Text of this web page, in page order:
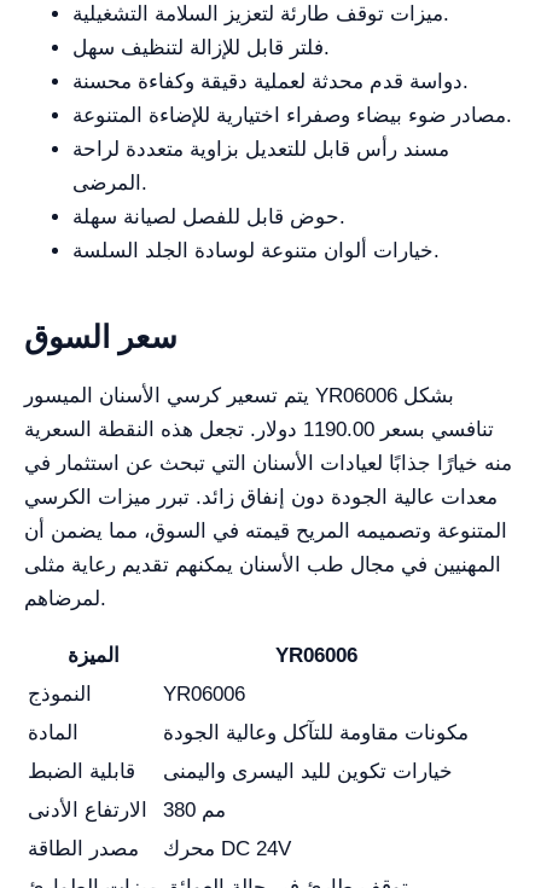
ميزات توقف طارئة لتعزيز السلامة التشغيلية.
فلتر قابل للإزالة لتنظيف سهل.
دواسة قدم محدثة لعملية دقيقة وكفاءة محسنة.
مصادر ضوء بيضاء وصفراء اختيارية للإضاءة المتنوعة.
مسند رأس قابل للتعديل بزاوية متعددة لراحة
المرضى.
حوض قابل للفصل لصيانة سهلة.
خيارات ألوان متنوعة لوسادة الجلد السلسة.
سعر السوق
يتم تسعير كرسي الأسنان الميسور YR06006 بشكل
تنافسي بسعر 1190.00 دولار. تجعل هذه النقطة السعرية
منه خيارًا جذابًا لعيادات الأسنان التي تبحث عن استثمار في
معدات عالية الجودة دون إنفاق زائد. تبرر ميزات الكرسي
المتنوعة وتصميمه المريح قيمته في السوق، مما يضمن أن
المهنيين في مجال طب الأسنان يمكنهم تقديم رعاية مثلى
لمرضاهم.
الميزة
YR06006
النموذج
YR06006
المادة
مكونات مقاومة للتآكل وعالية الجودة
قابلية الضبط
خيارات تكوين لليد اليسرى واليمنى
الارتفاع الأدنى
380 مم
مصدر الطاقة
محرك DC 24V